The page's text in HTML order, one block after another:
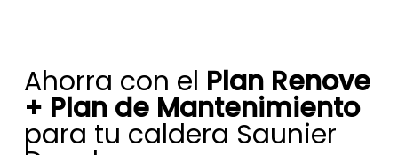
Ahorra con el Plan Renove
+ Plan de Mantenimiento
para tu caldera Saunier